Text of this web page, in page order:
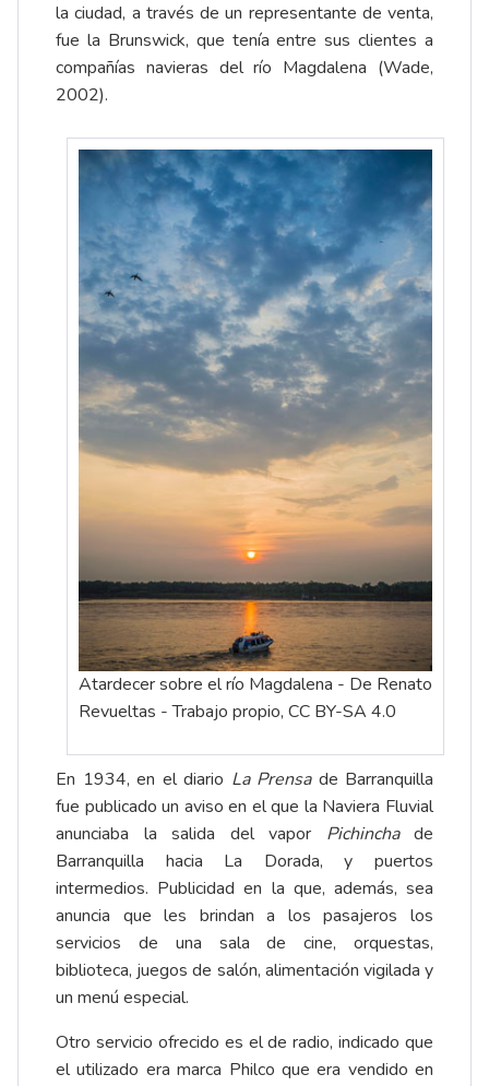
la ciudad, a través de un representante de venta,
fue la Brunswick, que tenía entre sus clientes a
compañías navieras del río Magdalena (Wade,
2002).
Atardecer sobre el río Magdalena - De Renato
Revueltas - Trabajo propio, CC BY-SA 4.0
En 1934, en el diario La Prensa de Barranquilla
fue publicado un aviso en el que la Naviera Fluvial
anunciaba la salida del vapor Pichincha de
Barranquilla hacia La Dorada, y puertos
intermedios. Publicidad en la que, además, sea
anuncia que les brindan a los pasajeros los
servicios de una sala de cine, orquestas,
biblioteca, juegos de salón, alimentación vigilada y
un menú especial.
Otro servicio ofrecido es el de radio, indicado que
el utilizado era marca Philco que era vendido en